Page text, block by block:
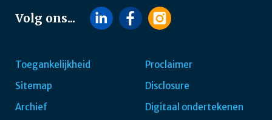
Volg ons...
Footer
Toegankelijkheid
Sitemap
Archief
Proclaimer
Disclosure
Digitaal ondertekenen